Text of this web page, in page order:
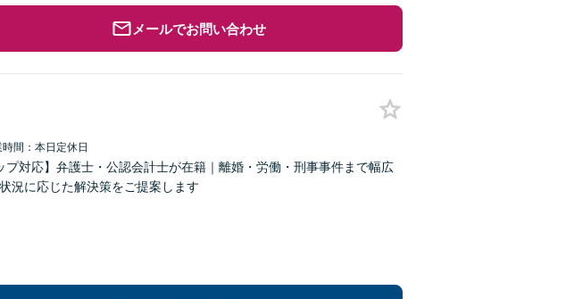
メールでお問い合わせ
時間：本日定休日
プ対応】弁護士・公認会計士が在籍｜離婚・労働・刑事事件まで幅広
況に応じた解決策をご提案します